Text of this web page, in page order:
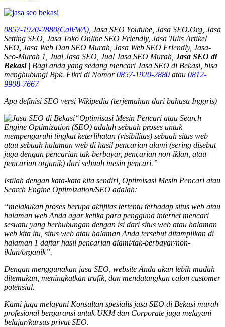
0857-1920-2880(Call/WA) , Jasa SEO Youtube, Jasa SEO.Org, Jasa
Setting SEO, Jasa Toko Online SEO Friendly, Jasa Tulis Artikel
SEO, Jasa Web Dan SEO Murah, Jasa Web SEO Friendly, Jasa-
Seo-Murah 1, Jual Jasa SEO, Jual Jasa SEO Murah, Jasa SEO di
Bekasi| Bagi anda yang sedang mencari Jasa SEO di Bekasi , bisa
menghubungi Bpk. Fikri di Nomor0857-1920-2880 atau 0812-
9908-7667
Apa definisi SEO versi Wikipedia (terjemahan dari bahasa Inggris)
“Optimisasi Mesin Pencari atau Search
Engine Optimization (SEO) adalah sebuah proses untuk
mempengaruhi tingkat keterlihatan (visibilitas) sebuah situs web
atau sebuah halaman web di hasil pencarian alami (sering disebut
juga dengan pencarian tak-berbayar, pencarian non-iklan, atau
pencarian organik) dari sebuah mesin pencari.”
Istilah dengan kata-kata kita sendiri, Optimisasi Mesin Pencari atau
Search Engine Optimization/SEO adalah:
“melakukan proses berupa aktifitas tertentu terhadap situs web atau
halaman web Anda agar ketika para pengguna internet mencari
sesuatu yang berhubungan dengan isi dari situs web atau halaman
web kita itu, situs web atau halaman Anda tersebut ditampilkan di
halaman 1 daftar hasil pencarian alami/tak-berbayar/non-
iklan/organik”.
Dengan menggunakan jasa SEO, website Anda akan lebih mudah
ditemukan, meningkatkan trafik, dan mendatangkan calon customer
potensial.
Kami juga melayani Konsultan spesialis jasa SEO di Bekasi murah
profesional bergaransi untuk UKM dan Corporate juga melayani
belajar/kursus privat SEO.